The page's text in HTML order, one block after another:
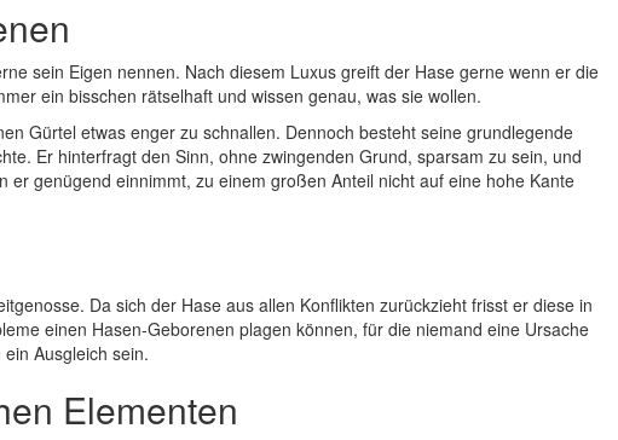
sein Eigen nennen. Nach diesem Luxus greift der Hase gerne wenn er die
ein bisschen rätselhaft und wissen genau, was sie wollen.
Gürtel etwas enger zu schnallen. Dennoch besteht seine grundlegende
Er hinterfragt den Sinn, ohne zwingenden Grund, sparsam zu sein, und
genügend einnimmt, zu einem großen Anteil nicht auf eine hohe Kante
Da sich der Hase aus allen Konflikten zurückzieht frisst er diese in
einen Hasen-Geborenen plagen können, für die niemand eine Ursache
Ausgleich sein.
Elementen